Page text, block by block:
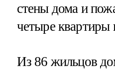
стены дома и
четыре
Из 86 жильцов